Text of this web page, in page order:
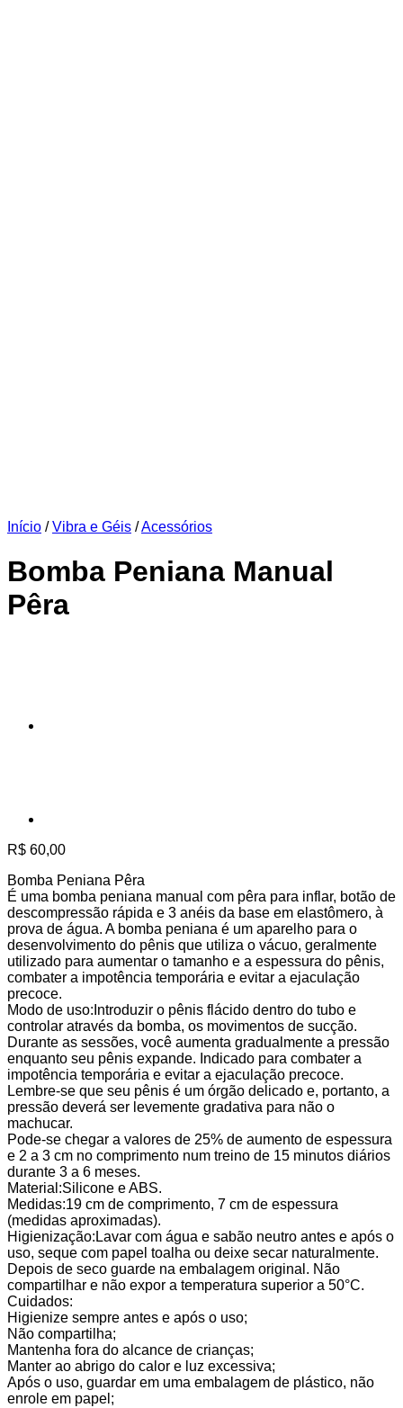
Início / Vibra e Géis /Acessórios
Bomba Peniana Manual
Pêra
R$ 60,00
Bomba Peniana Pêra
É uma bomba peniana manual com pêra para inflar, botão de
descompressão rápida e 3 anéis da base em elastômero, à
prova de água. A bomba peniana é um aparelho para o
desenvolvimento do pênis que utiliza o vácuo, geralmente
utilizado para aumentar o tamanho e a espessura do pênis,
combater a impotência temporária e evitar a ejaculação
precoce.
Modo de uso:Introduzir o pênis flácido dentro do tubo e
controlar através da bomba, os movimentos de sucção.
Durante as sessões, você aumenta gradualmente a pressão
enquanto seu pênis expande. Indicado para combater a
impotência temporária e evitar a ejaculação precoce.
Lembre-se que seu pênis é um órgão delicado e, portanto, a
pressão deverá ser levemente gradativa para não o
machucar.
Pode-se chegar a valores de 25% de aumento de espessura
e 2 a 3 cm no comprimento num treino de 15 minutos diários
durante 3 a 6 meses.
Material:Silicone e ABS.
Medidas:19 cm de comprimento, 7 cm de espessura
(medidas aproximadas).
Higienização:Lavar com água e sabão neutro antes e após o
uso, seque com papel toalha ou deixe secar naturalmente.
Depois de seco guarde na embalagem original. Não
compartilhar e não expor a temperatura superior a 50°C.
Cuidados:
Higienize sempre antes e após o uso;
Não compartilha;
Mantenha fora do alcance de crianças;
Manter ao abrigo do calor e luz excessiva;
Após o uso, guardar em uma embalagem de plástico, não
enrole em papel;